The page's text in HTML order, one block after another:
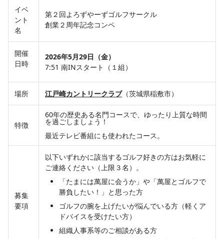
イベ
ント
名
第２回よろずやーずゴルフサークル
創業２周年記念コンペ
開催
日時
2026年5月29日（金）
7:51 南INスタート（１組）
場所 江戸崎カントリークラブ（茨城県稲敷市）
特徴
60年の歴史ある名門コースで、ゆったり上質な時間
を過ごしましょう！
最近テレビ番組にも使われたコース。
募集
要項
以下いずれかに該当するゴルフ好きの方はお気軽に
ご連絡ください（上限３名）。
「たまには萬屋に会うか」や「萬屋とゴルフで
勝負したい！」と思った方
ゴルフの腕を上げたいが悩んでいる方（軽くア
ドバイスを受けたい方）
組織人事系等のご相談がある方